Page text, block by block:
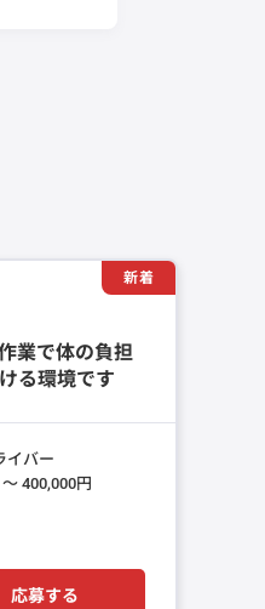
新着
業で体の負担
る環境です
イバー
400,000円
応募する